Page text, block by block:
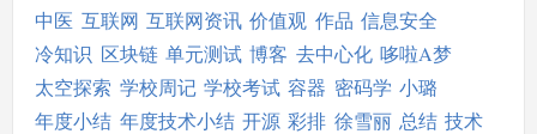
中医 互联网 互联网资讯 价值观 作品 信息安全
冷知识 区块链 单元测试 博客 去中心化 哆啦A梦
太空探索 学校周记 学校考试 容器 密码学 小璐
年度小结 年度技术小结 开源 彩排 徐雪丽 总结 技术